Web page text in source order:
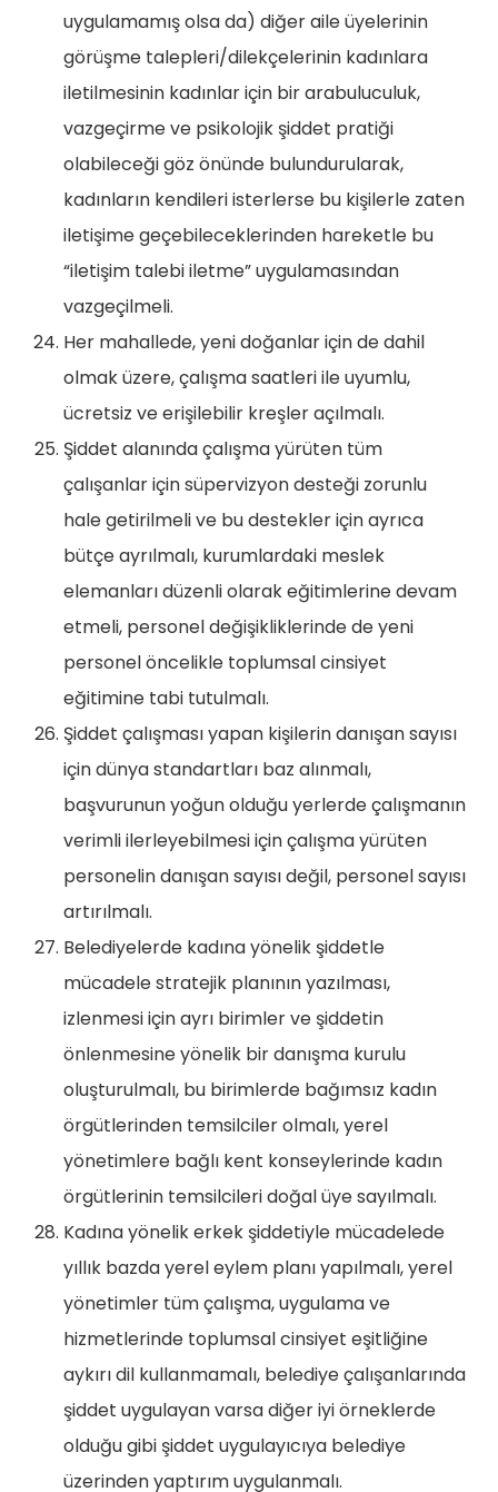
uygulamamış olsa da) diğer aile üyelerinin
görüşme talepleri/dilekçelerinin kadınlara
iletilmesinin kadınlar için bir arabuluculuk,
vazgeçirme ve psikolojik şiddet pratiği
olabileceği göz önünde bulundurularak,
kadınların kendileri isterlerse bu kişilerle zaten
iletişime geçebileceklerinden hareketle bu
“iletişim talebi iletme” uygulamasından
vazgeçilmeli.
Her mahallede, yeni doğanlar için de dahil
olmak üzere, çalışma saatleri ile uyumlu,
ücretsiz ve erişilebilir kreşler açılmalı.
Şiddet alanında çalışma yürüten tüm
çalışanlar için süpervizyon desteği zorunlu
hale getirilmeli ve bu destekler için ayrıca
bütçe ayrılmalı, kurumlardaki meslek
elemanları düzenli olarak eğitimlerine devam
etmeli, personel değişikliklerinde de yeni
personel öncelikle toplumsal cinsiyet
eğitimine tabi tutulmalı.
Şiddet çalışması yapan kişilerin danışan sayısı
için dünya standartları baz alınmalı,
başvurunun yoğun olduğu yerlerde çalışmanın
verimli ilerleyebilmesi için çalışma yürüten
personelin danışan sayısı değil, personel sayısı
artırılmalı.
Belediyelerde kadına yönelik şiddetle
mücadele stratejik planının yazılması,
izlenmesi için ayrı birimler ve şiddetin
önlenmesine yönelik bir danışma kurulu
oluşturulmalı, bu birimlerde bağımsız kadın
örgütlerinden temsilciler olmalı, yerel
yönetimlere bağlı kent konseylerinde kadın
örgütlerinin temsilcileri doğal üye sayılmalı.
Kadına yönelik erkek şiddetiyle mücadelede
yıllık bazda yerel eylem planı yapılmalı, yerel
yönetimler tüm çalışma, uygulama ve
hizmetlerinde toplumsal cinsiyet eşitliğine
aykırı dil kullanmamalı, belediye çalışanlarında
şiddet uygulayan varsa diğer iyi örneklerde
olduğu gibi şiddet uygulayıcıya belediye
üzerinden yaptırım uygulanmalı.